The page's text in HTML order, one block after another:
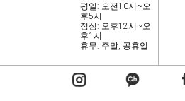
평일: 오전10시~오
후5시
점심: 오후12시~오
후1시
휴무: 주말, 공휴일